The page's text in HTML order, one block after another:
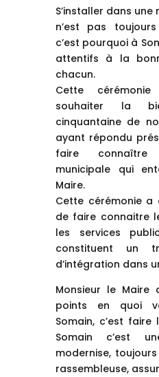
S’installer dans
n’est pas
c’est pourquoi à
attentifs à la
chacun.
Cette
souhaiter la
cinquantaine de
ayant répondu
faire connaître
municipale qui
Maire.
Cette cérémonie a
de faire connaitre
les services
constituent un
d’intégration dans
Monsieur le Maire
points en quoi
Somain, c’est
Somain c’est
modernise,
rassembleuse,